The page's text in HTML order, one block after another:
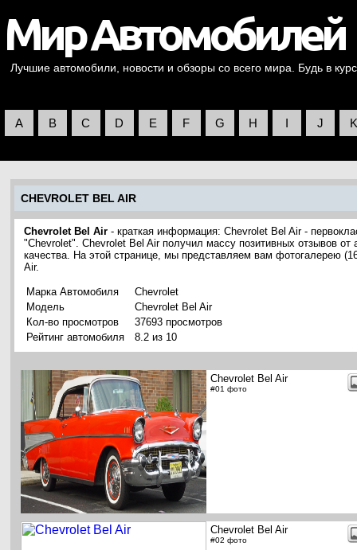
Лучшие автомобили, новости и обзоры со всего мира. Будь в
A B C D E F G H I J K
CHEVROLET BEL AIR
Chevrolet Bel Air - краткая информация: Chevrolet Bel Air -
"Chevrolet". Chevrolet Bel Air получил массу позитивных отзывов от
качества. На этой странице, мы представляем вам фотогалерею
Air.
Марка Автомобиля
Chevrolet
Модель
Chevrolet Bel Air
Кол-во просмотров
37693 просмотров
Рейтинг автомобиля
8.2 из 10
Chevrolet Bel Air
#01 фото
Chevrolet Bel Air
#02 фото